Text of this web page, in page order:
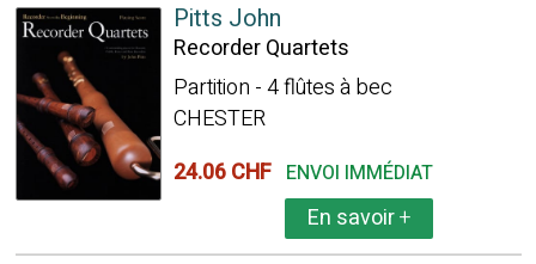
Pitts John
Recorder Quartets
Partition - 4 flûtes à bec
CHESTER
24.06 CHF ENVOI IMMÉDIAT
En savoir+